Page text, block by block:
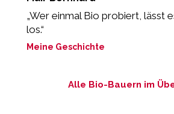
„Wer einmal Bio probiert, lässt
los.“
Meine Geschichte
Alle Bio-Bauern im